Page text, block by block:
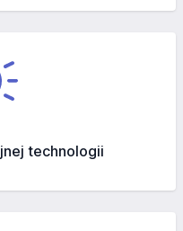
technologii